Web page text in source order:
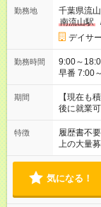
勤務地
千葉県流
南流山駅
デイサ
勤務時間
9:00～18:00（休憩60分
早番 7:00～16:00
い」 「余
たくない」
の方へ 今
の勤務時
期間
【現在も
後に就業可
特徴 履歴書不要
上の大量
気になる！